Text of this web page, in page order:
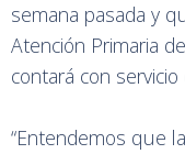
semana pasada y
Atención Primaria
contará con servicio
“Entendemos que